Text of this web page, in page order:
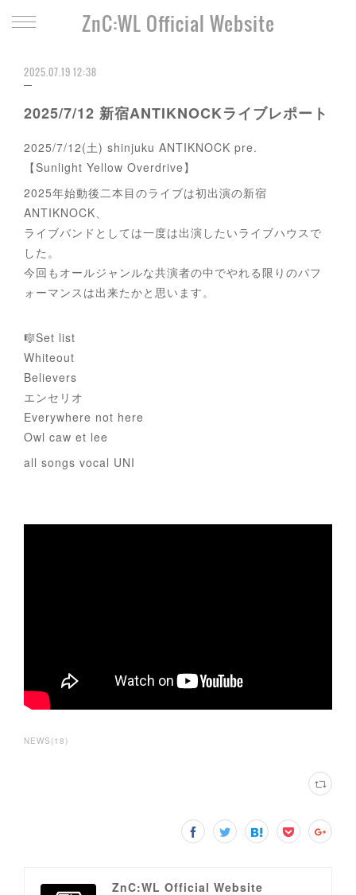
ZnC:WL Official Website
2025.07.19 12:38
2025/7/12 新宿ANTIKNOCKライブレポート
2025/7/12(土) shinjuku ANTIKNOCK pre.
【Sunlight Yellow Overdrive】
2025年始動後二本目のライブは初出演の新宿
ANTIKNOCK、
ライブバンドとしては一度は出演したいライブハウスで
した。
今回もオールジャンルな共演者の中でやれる限りのパフ
ォーマンスは出来たかと思います。
🎼Set list
Whiteout
Believers
エンセリオ
Everywhere not here
Owl caw et lee
all songs vocal UNI
NEWS (18)
ZnC:WL Official Website